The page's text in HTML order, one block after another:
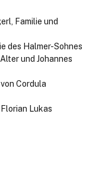
Familie und
des Halmer-Sohnes
und Johannes
Cordula
Lukas